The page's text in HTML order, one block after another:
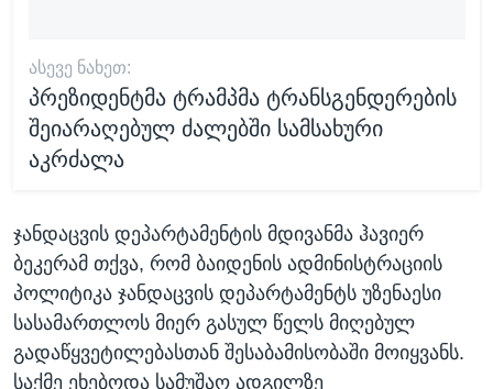
ᲐᲡᲔᲕᲔ ᲜᲐᲮᲔᲗ:
პრეზიდენტმა ტრამპმა ტრანსგენდერების
შეიარაღებულ ძალებში სამსახური
აკრძალა
ჯანდაცვის დეპარტამენტის მდივანმა ჰავიერ
ბეკერამ თქვა, რომ ბაიდენის ადმინისტრაციის
პოლიტიკა ჯანდაცვის დეპარტამენტს უზენაესი
სასამართლოს მიერ გასულ წელს მიღებულ
გადაწყვეტილებასთან შესაბამისობაში მოიყვანს.
საქმე ეხებოდა სამუშაო ადგილზე